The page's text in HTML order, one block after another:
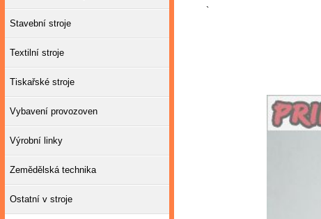
`
Stavební stroje
Textilní stroje
Tiskařské stroje
Vybavení provozoven
Výrobní linky
Zemědělská technika
Ostatní v stroje